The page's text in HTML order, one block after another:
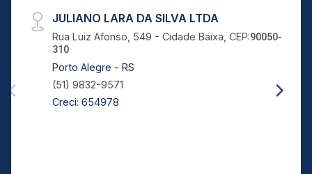
JULIANO LARA DA SILVA LTDA
Rua Luiz Afonso, 549 - Cidade Baixa, CEP:90050-
310
Porto Alegre - RS
(51) 9832-9571
Creci: 654978